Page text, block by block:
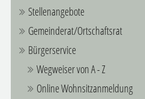
Stellenangebote
Gemeinderat/Ortschaftsrat
Bürgerservice
Wegweiser von A - Z
Online Wohnsitzanmeldung